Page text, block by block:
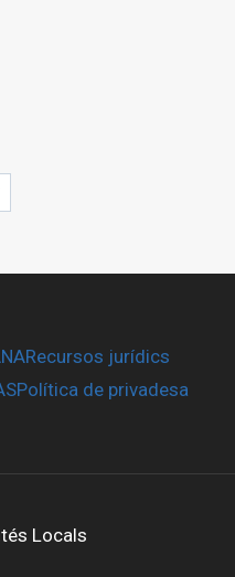
Recursos jurídics
Política de privadesa
Locals